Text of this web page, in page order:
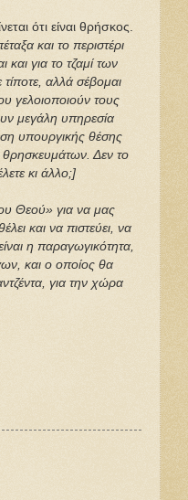
ότι είναι θρήσκος.
και το περιστέρι
και για το τζαμί των
αλλά σέβομαι
γελοιοποιούν τους
μεγάλη υπηρεσία
υπουργικής θέσης
θρησκευμάτων. Δεν το
κι άλλο;]
Θεού» για να μας
και να πιστεύει, να
η παραγωγικότητα,
και ο οποίος θα
για την χώρα